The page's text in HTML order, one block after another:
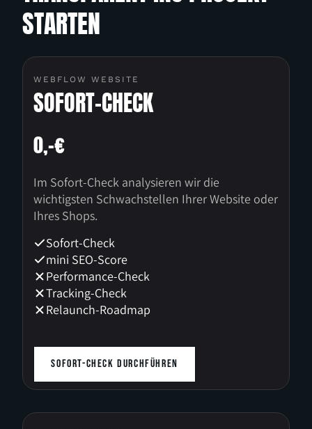
mit vollständigem Datenmodell und Admin-
UI, Produkt- und Anwendungswelten mit
Filtermechaniken.
Output
Funktionsfähiges Design- und Entwicklungs-
kann.
Leistung
Internationalisierung und
Performance-Optimierung, Consent- und
Tracking-Architektur, QA über alle
Schulungen.
Output
Internationaler Live-Launch, sauberes
Tracking-Setup, Redaktionsteam
eigenständig arbeitsfähig.
STARTEN
WEBFLOW WEBSITE
SOFORT-CHECK
0,-€
Im Sofort-Check analysieren wir die
wichtigsten Schwachstellen Ihrer Website oder
Ihres Shops.
Sofort-Check
mini SEO-Score
Performance-Check
Tracking-Check
Relaunch-Roadmap
SOFORT-CHECK DURCHFÜHREN